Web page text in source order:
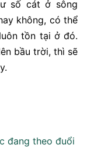
số cát ở sông
không, có thể
tồn tại ở đó.
bầu trời, thì sẽ
đang theo đuổi